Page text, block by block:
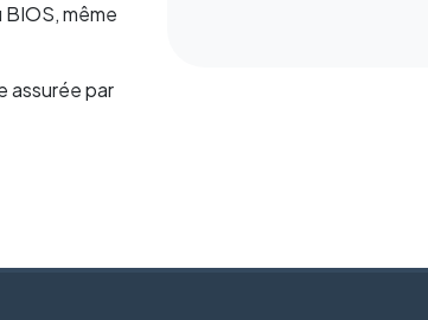
même
assurée par